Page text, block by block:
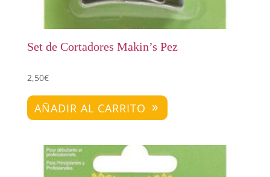
Set de Cortadores Makin’s Pez
2,50€
AÑADIR AL CARRITO